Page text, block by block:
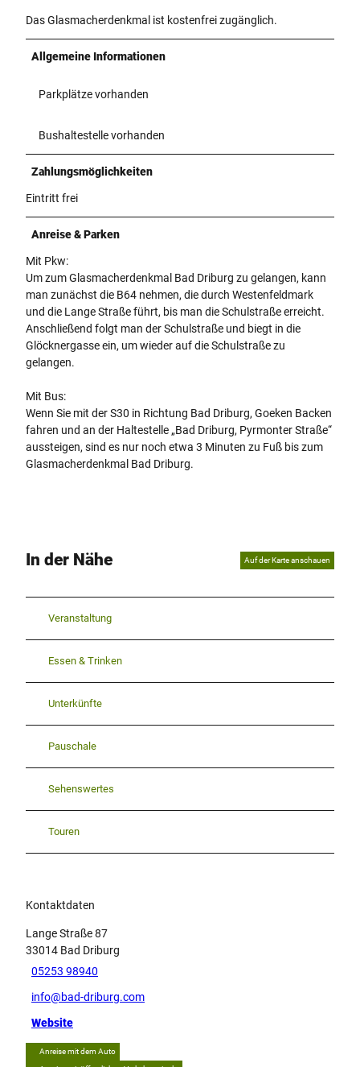
Das Glasmacherdenkmal ist kostenfrei zugänglich.
Allgemeine Informationen
Parkplätze vorhanden
Bushaltestelle vorhanden
Zahlungsmöglichkeiten
Eintritt frei
Anreise & Parken
Mit Pkw:
Um zum Glasmacherdenkmal Bad Driburg zu gelangen, kann
man zunächst die B64 nehmen, die durch Westenfeldmark
und die Lange Straße führt, bis man die Schulstraße erreicht.
Anschließend folgt man der Schulstraße und biegt in die
Glöcknergasse ein, um wieder auf die Schulstraße zu
gelangen.
Mit Bus:
Wenn Sie mit der S30 in Richtung Bad Driburg, Goeken Backen
fahren und an der Haltestelle „Bad Driburg, Pyrmonter Straße“
aussteigen, sind es nur noch etwa 3 Minuten zu Fuß bis zum
Glasmacherdenkmal Bad Driburg.
In der Nähe Auf der Karte anschauen
Veranstaltung
Essen & Trinken
Unterkünfte
Pauschale
Sehenswertes
Touren
Kontaktdaten
Lange Straße 87
33014 Bad Driburg
05253 98940
info@bad-driburg.com
Website
Anreise mit dem Auto